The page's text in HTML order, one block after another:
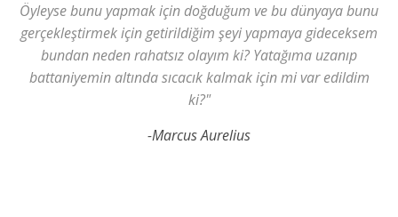
Öyleyse bunu yapmak için doğduğum ve bu dünyaya bunu
gerçekleştirmek için getirildiğim şeyi yapmaya gideceksem
bundan neden rahatsız olayım ki? Yatağıma uzanıp
battaniyemin altında sıcacık kalmak için mi var edildim
ki?"
-Marcus Aurelius